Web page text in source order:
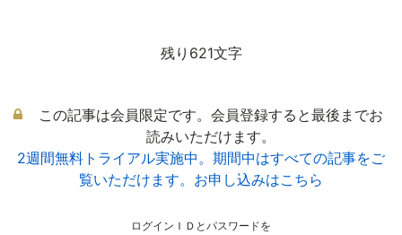
残り621文字
この記事は会員限定です。会員登録すると最後までお
読みいただけます。
2週間無料トライアル実施中。期間中はすべての記事をご
覧いただけます。お申し込みはこちら
ログインＩＤとパスワードを